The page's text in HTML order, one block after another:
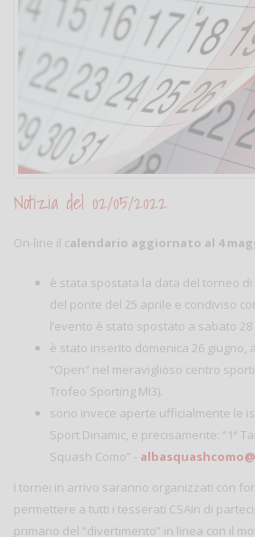
Notizia del 02/05/2022
On-line il calendario aggiornato al 4
è stata spostata la data del torneo
del ponte del 25 aprile e condiviso
l’evento è stato spostato a sabato 28
è stato inserito domenica 26 giugno,
“Open” nel meraviglioso centro
Trofeo Sporting MI3).
sono invece aperte ufficialmente le
Sport Dinamic, e precisamente: “1ª
Squash Como” -
I tornei in arrivo saranno organizzati con
permettere a tutti i tesserati CSAIn di
primario del “divertimento” in linea con il